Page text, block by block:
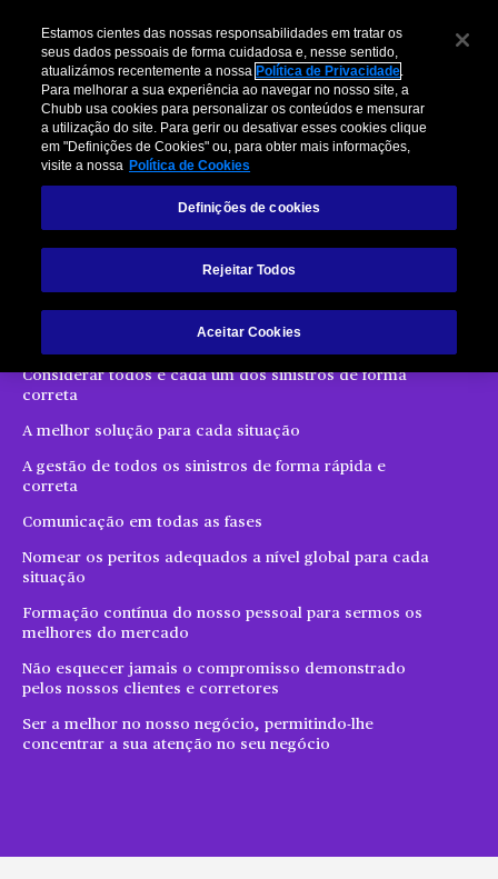
Sinistros
Considerar todos e cada um dos sinistros de forma
correta
A melhor solução para cada situação
A gestão de todos os sinistros de forma rápida e
correta
Comunicação em todas as fases
Nomear os peritos adequados a nível global para cada
situação
Formação contínua do nosso pessoal para sermos os
melhores do mercado
Não esquecer jamais o compromisso demonstrado
pelos nossos clientes e corretores
Ser a melhor no nosso negócio, permitindo-lhe
concentrar a sua atenção no seu negócio
Estamos cientes das nossas responsabilidades em tratar os
seus dados pessoais de forma cuidadosa e, nesse sentido,
atualizámos recentemente a nossa Política de Privacidade.
Para melhorar a sua experiência ao navegar no nosso site, a
Chubb usa cookies para personalizar os conteúdos e mensurar
a utilização do site. Para gerir ou desativar esses cookies clique
em "Definições de Cookies" ou, para obter mais informações,
visite a nossa Política de Cookies
Definições de cookies
Rejeitar Todos
Aceitar Cookies